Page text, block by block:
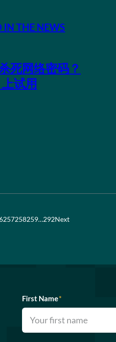
IN THE NEWS
死网络密码？
试用
257258259…292Next
First Name*